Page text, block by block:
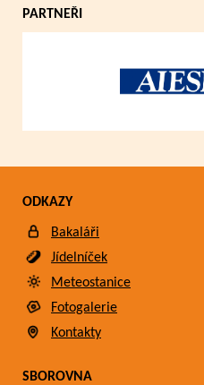
PARTNEŘI
ODKAZY
Bakaláři
Jídelníček
Meteostanice
Fotogalerie
Kontakty
SBOROVNA